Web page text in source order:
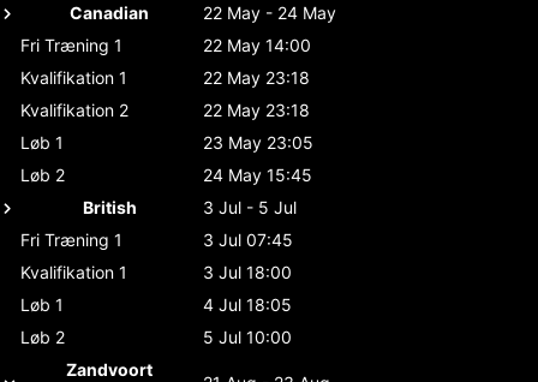
Canadian
22 May - 24 May
Fri Træning 1
22 May 14:00
Kvalifikation 1
22 May 23:18
Kvalifikation 2
22 May 23:18
Løb 1
23 May 23:05
Løb 2
24 May 15:45
British
3 Jul - 5 Jul
Fri Træning 1
3 Jul 07:45
Kvalifikation 1
3 Jul 18:00
Løb 1
4 Jul 18:05
Løb 2
5 Jul 10:00
Zandvoort